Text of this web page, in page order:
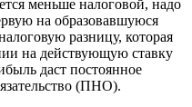
меньше налоговой, надо
на образовавшуюся
разницу, которая
на действующую ставку
даст постоянное
(ПНО).